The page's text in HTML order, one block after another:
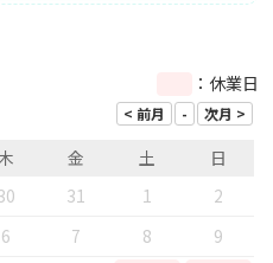
：休業日
金 土
日
31 1
2
6 7 8
9